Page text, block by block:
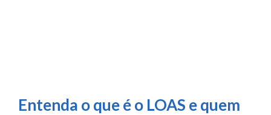
Entenda o que é o LOAS e quem